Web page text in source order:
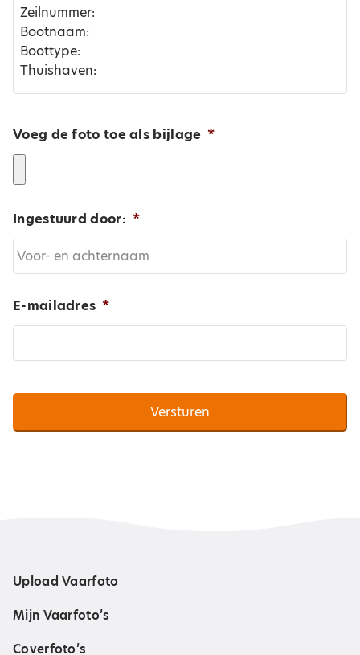
Voeg de foto toe als bijlage *
Ingestuurd door: *
E-mailadres *
Upload Vaarfoto
Mijn Vaarfoto’s
Coverfoto’s